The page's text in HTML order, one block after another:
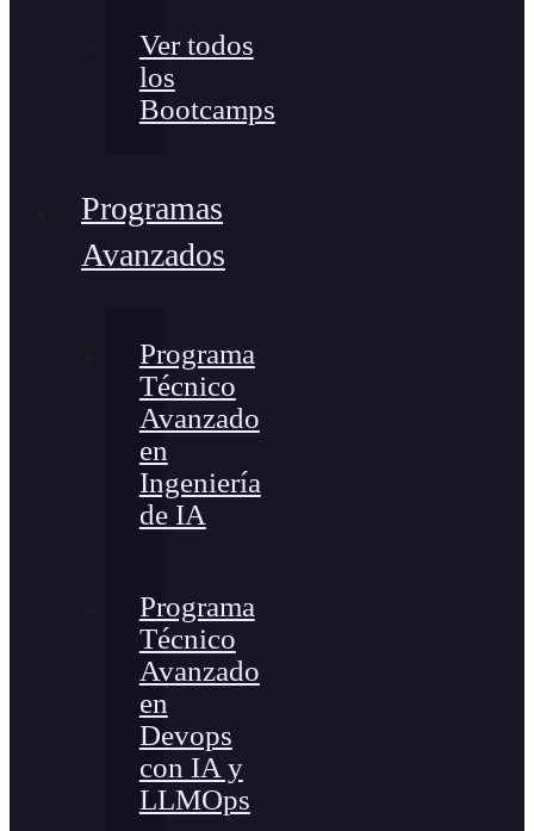
Ver todos
los
Bootcamps
Programas
Avanzados
Programa
Técnico
Avanzado
en
Ingeniería
de IA
Programa
Técnico
Avanzado
en
Devops
con IA y
LLMOps